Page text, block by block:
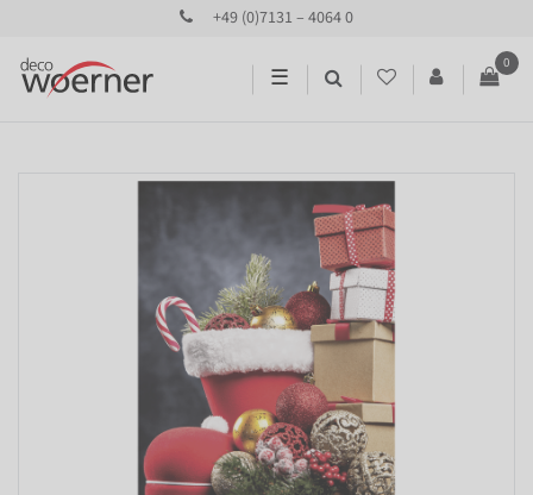
+49 (0)7131 – 4064 0
☰
0